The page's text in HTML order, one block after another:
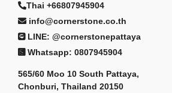
Thai +66807945904
info@cornerstone.co.th
LINE: @cornerstonepattaya
Whatsapp: 0807945904
565/60 Moo 10 South Pattaya,
Chonburi, Thailand 20150